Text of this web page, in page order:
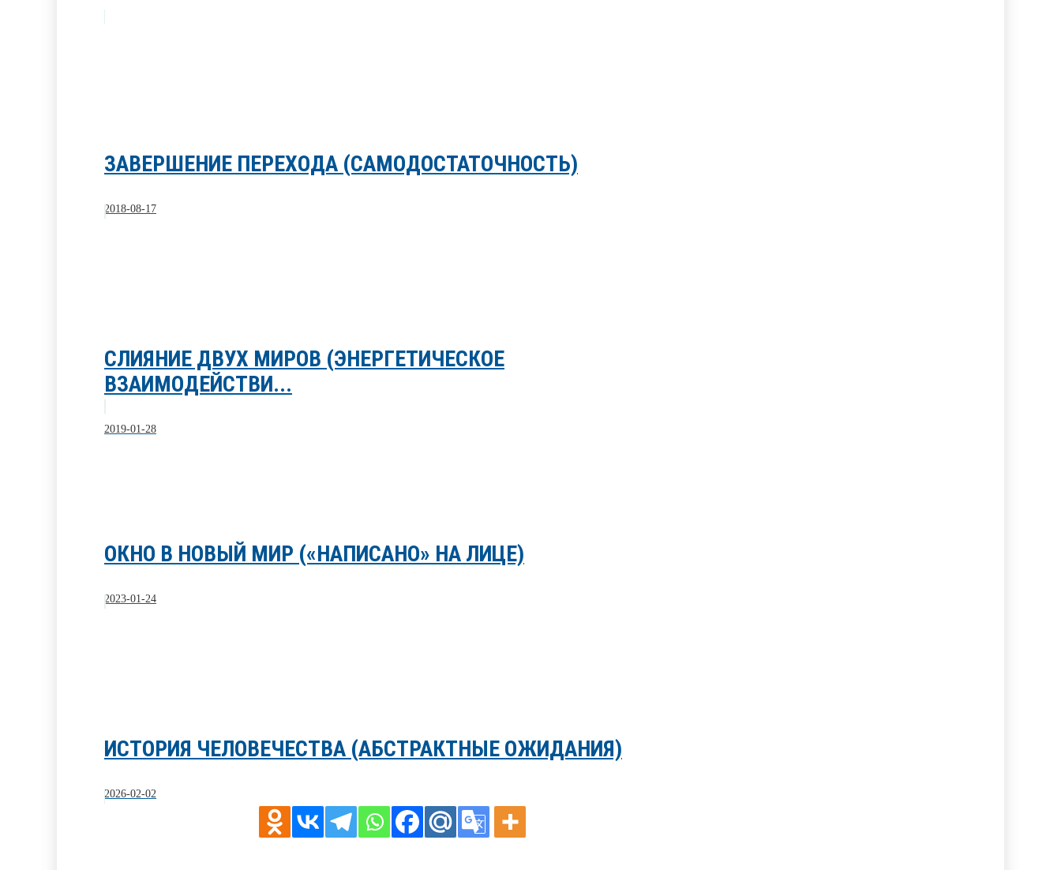
ЗАВЕРШЕНИЕ ПЕРЕХОДА (САМОДОСТАТОЧНОСТЬ)
2018-08-17
СЛИЯНИЕ ДВУХ МИРОВ (ЭНЕРГЕТИЧЕСКОЕ
ВЗАИМОДЕЙСТВИ...
2019-01-28
ОКНО В НОВЫЙ МИР («НАПИСАНО» НА ЛИЦЕ)
2023-01-24
ИСТОРИЯ ЧЕЛОВЕЧЕСТВА (АБСТРАКТНЫЕ ОЖИДАНИЯ)
2026-02-02